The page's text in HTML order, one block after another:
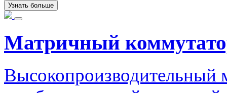
Узнать больше
Матричный
Высокопроизводительный